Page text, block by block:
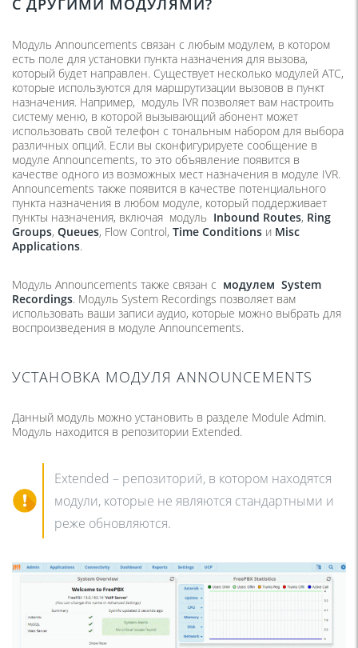
Модуль Announcements связан с любым модулем, в котором
есть поле для установки пункта назначения для вызова,
который будет направлен. Существует несколько модулей АТС,
которые используются для маршрутизации вызовов в пункт
назначения. Например, модуль IVR позволяет вам настроить
систему меню, в которой вызывающий абонент может
использовать свой телефон с тональным набором для выбора
различных опций. Если вы сконфигурируете сообщение в
модуле Announcements, то это объявление появится в
качестве одного из возможных мест назначения в модуле IVR.
Announcements также появится в качестве потенциального
пункта назначения в любом модуле, который поддерживает
пункты назначения, включая модуль Inbound Routes, Ring
Groups, Queues, Flow Control, Time Conditions и Misc
Applications.
Модуль Announcements также связан с модулем System
Recordings. Модуль System Recordings позволяет вам
использовать ваши записи аудио, которые можно выбрать для
воспроизведения в модуле Announcements.
УСТАНОВКА МОДУЛЯ ANNOUNCEMENTS
Данный модуль можно установить в разделе Module Admin.
Модуль находится в репозитории Extended.
Extended – репозиторий, в котором находятся
модули, которые не являются стандартными и
реже обновляются.